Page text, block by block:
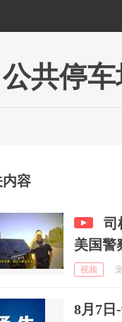
公共停车
容
司
美国警
视频
8月7日